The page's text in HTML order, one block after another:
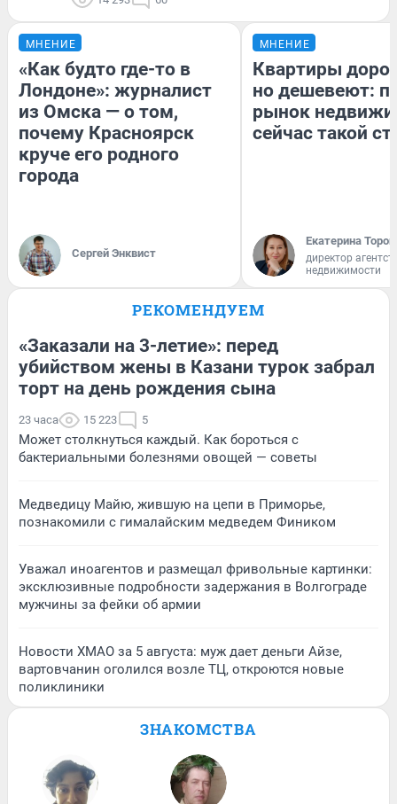
МНЕНИЕ
«Как будто где-то в
Лондоне»: журналист
из Омска — о том,
почему Красноярск
круче его родного
города
Сергей Энквист
МНЕНИЕ
Квартиры
но дешевеют:
рынок
сейчас такой
Екатерина
директор
недвижимости
РЕКОМЕНДУЕМ
«Заказали на 3-летие»: перед
убийством жены в Казани турок забрал
торт на день рождения сына
23 часа 15 223 5
Может столкнуться каждый. Как бороться с
бактериальными болезнями овощей — советы
Медведицу Майю, жившую на цепи в Приморье,
познакомили с гималайским медведем Фиником
Уважал иноагентов и размещал фривольные картинки:
эксклюзивные подробности задержания в Волгограде
мужчины за фейки об армии
Новости ХМАО за 5 августа: муж дает деньги Айзе,
вартовчанин оголился возле ТЦ, откроются новые
поликлиники
ЗНАКОМСТВА